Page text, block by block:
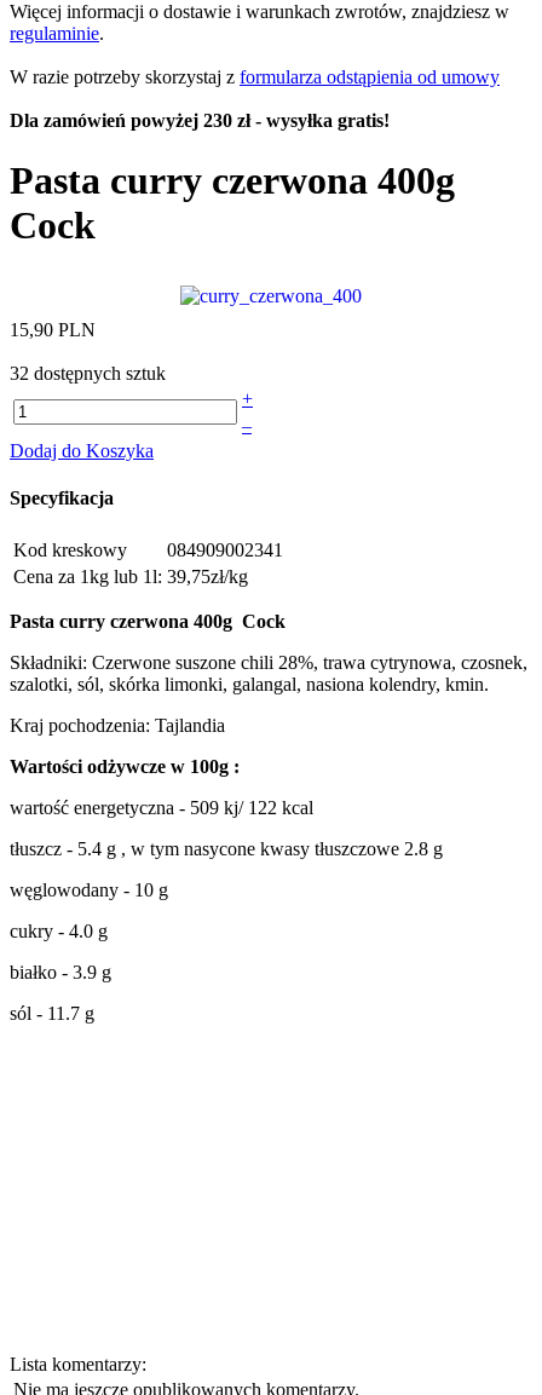
Więcej informacji o dostawie i warunkach zwrotów, znajdziesz w
regulaminie.
W razie potrzeby skorzystaj z formularza odstąpienia od umowy
Dla zamówień powyżej 230 zł - wysyłka gratis!
Pasta curry czerwona 400g
Cock
15,90 PLN
32 dostępnych sztuk
+
–
Dodaj do Koszyka
Specyfikacja
Kod kreskowy
084909002341
Cena za 1kg lub 1l: 39,75zł/kg
Pasta curry czerwona 400g Cock
Składniki: Czerwone suszone chili 28%, trawa cytrynowa, czosnek,
szalotki, sól, skórka limonki, galangal, nasiona kolendry, kmin.
Kraj pochodzenia: Tajlandia
Wartości odżywcze w 100g :
wartość energetyczna - 509 kj/ 122 kcal
tłuszcz - 5.4 g , w tym nasycone kwasy tłuszczowe 2.8 g
węglowodany - 10 g
cukry - 4.0 g
białko - 3.9 g
sól - 11.7 g
Lista komentarzy:
Nie ma jeszcze opublikowanych komentarzy.